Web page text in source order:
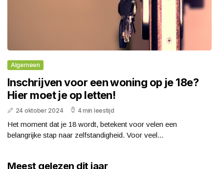
Algemeen
Inschrijven voor een woning op je 18e?
Hier moet je op letten!
24 oktober 2024 4 min leestijd
Het moment dat je 18 wordt, betekent voor velen een
belangrijke stap naar zelfstandigheid. Voor veel...
Meest gelezen dit jaar